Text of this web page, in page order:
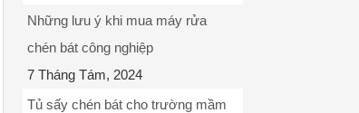
Những lưu ý khi mua máy rửa
chén bát công nghiệp
7 Tháng Tám, 2024
Tủ sấy chén bát cho trường mầm